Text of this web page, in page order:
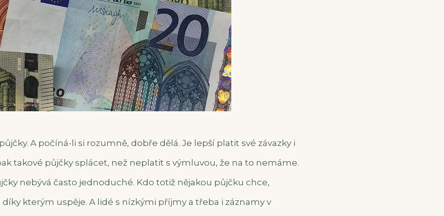
A počíná-li si rozumně, dobře dělá. Je lepší platit své závazky i
takové půjčky splácet, než neplatit s výmluvou, že na to nemáme.
nebývá často jednoduché. Kdo totiž nějakou půjčku chce,
kterým uspěje. A lidé s nízkými příjmy a třeba i záznamy v